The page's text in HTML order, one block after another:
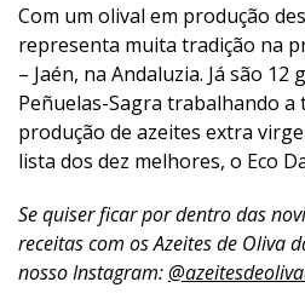
Com um olival em produção
representa muita tradição na
– Jaén, na Andaluzia. Já são 12
Peñuelas-Sagra trabalhando
produção de azeites extra
lista dos dez melhores, o Eco
Se quiser ficar por dentro das
receitas com os Azeites de Oliva
nosso Instagram: